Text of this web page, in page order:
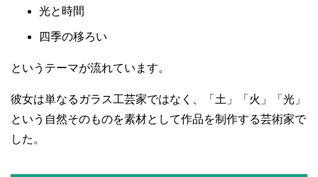
光と時間
四季の移ろい
というテーマが流れています。
彼女は単なるガラス工芸家ではなく、「土」「火」「光」
という自然そのものを素材として作品を制作する芸術家で
した。